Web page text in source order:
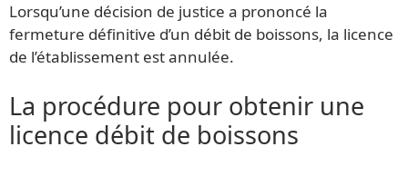
Lorsqu’une décision de justice a prononcé la
fermeture définitive d’un débit de boissons, la licence
de l’établissement est annulée.
La procédure pour obtenir une
licence débit de boissons